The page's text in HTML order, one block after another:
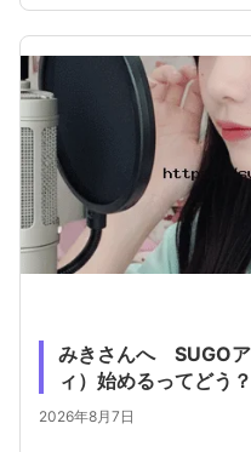
みきさんへ SUGO
ィ）始めるってどう
2026年8月7日